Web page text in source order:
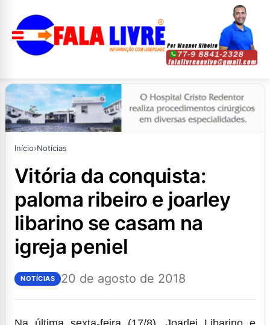
Início›Notícias
vitória da conquista:
paloma ribeiro e joarley
libarino se casam na
igreja peniel
NOTÍCIAS 20 de agosto de 2018